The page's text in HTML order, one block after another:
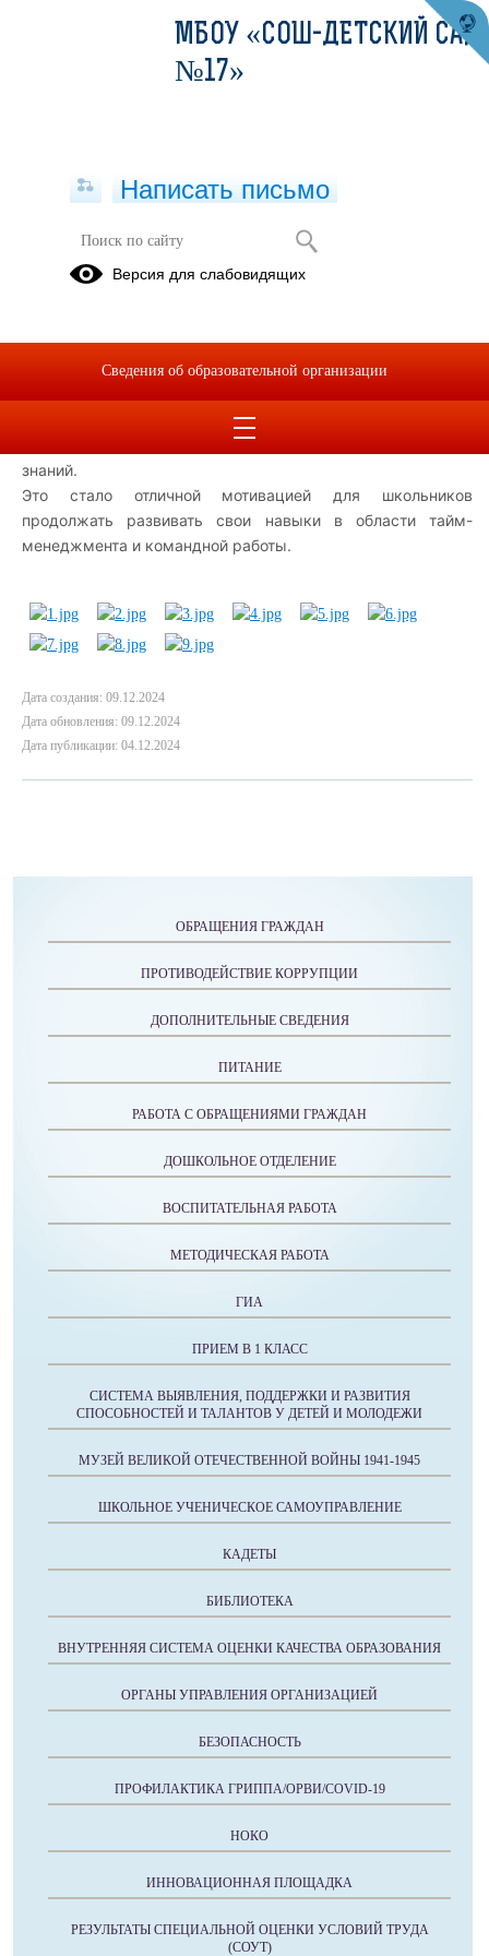
Вектор Успеха
Президент школы Ростислав Кошман продемонстрировал
презентацию на тему: «Тайм-менеджмент» по
Дополнительно были организованы две деловые игры,
направленные на практическое применение полученных
знаний.
Это стало отличной мотивацией для школьников
продолжать развивать свои навыки в области тайм-
менеджмента и командной работы.
Дата создания: 09.12.2024
Дата обновления: 09.12.2024
Дата публикации: 04.12.2024
ОБРАЩЕНИЯ ГРАЖДАН
ПРОТИВОДЕЙСТВИЕ КОРРУПЦИИ
ДОПОЛНИТЕЛЬНЫЕ СВЕДЕНИЯ
ПИТАНИЕ
РАБОТА С ОБРАЩЕНИЯМИ ГРАЖДАН
ДОШКОЛЬНОЕ ОТДЕЛЕНИЕ
ВОСПИТАТЕЛЬНАЯ РАБОТА
МЕТОДИЧЕСКАЯ РАБОТА
ГИА
ПРИЕМ В 1 КЛАСС
СИСТЕМА ВЫЯВЛЕНИЯ, ПОДДЕРЖКИ И РАЗВИТИЯ
СПОСОБНОСТЕЙ И ТАЛАНТОВ У ДЕТЕЙ И МОЛОДЕЖИ
МУЗЕЙ ВЕЛИКОЙ ОТЕЧЕСТВЕННОЙ ВОЙНЫ 1941-1945
ШКОЛЬНОЕ УЧЕНИЧЕСКОЕ САМОУПРАВЛЕНИЕ
КАДЕТЫ
БИБЛИОТЕКА
ВНУТРЕННЯЯ СИСТЕМА ОЦЕНКИ КАЧЕСТВА ОБРАЗОВАНИЯ
ОРГАНЫ УПРАВЛЕНИЯ ОРГАНИЗАЦИЕЙ
БЕЗОПАСНОСТЬ
ПРОФИЛАКТИКА ГРИППА/ОРВИ/COVID-19
НОКО
ИННОВАЦИОННАЯ ПЛОЩАДКА
РЕЗУЛЬТАТЫ СПЕЦИАЛЬНОЙ ОЦЕНКИ УСЛОВИЙ ТРУДА
(СОУТ)
МБОУ «СОШ-ДЕТСКИЙ САД
№17»
Написать письмо
Версия для слабовидящих
Сведения об образовательной организации